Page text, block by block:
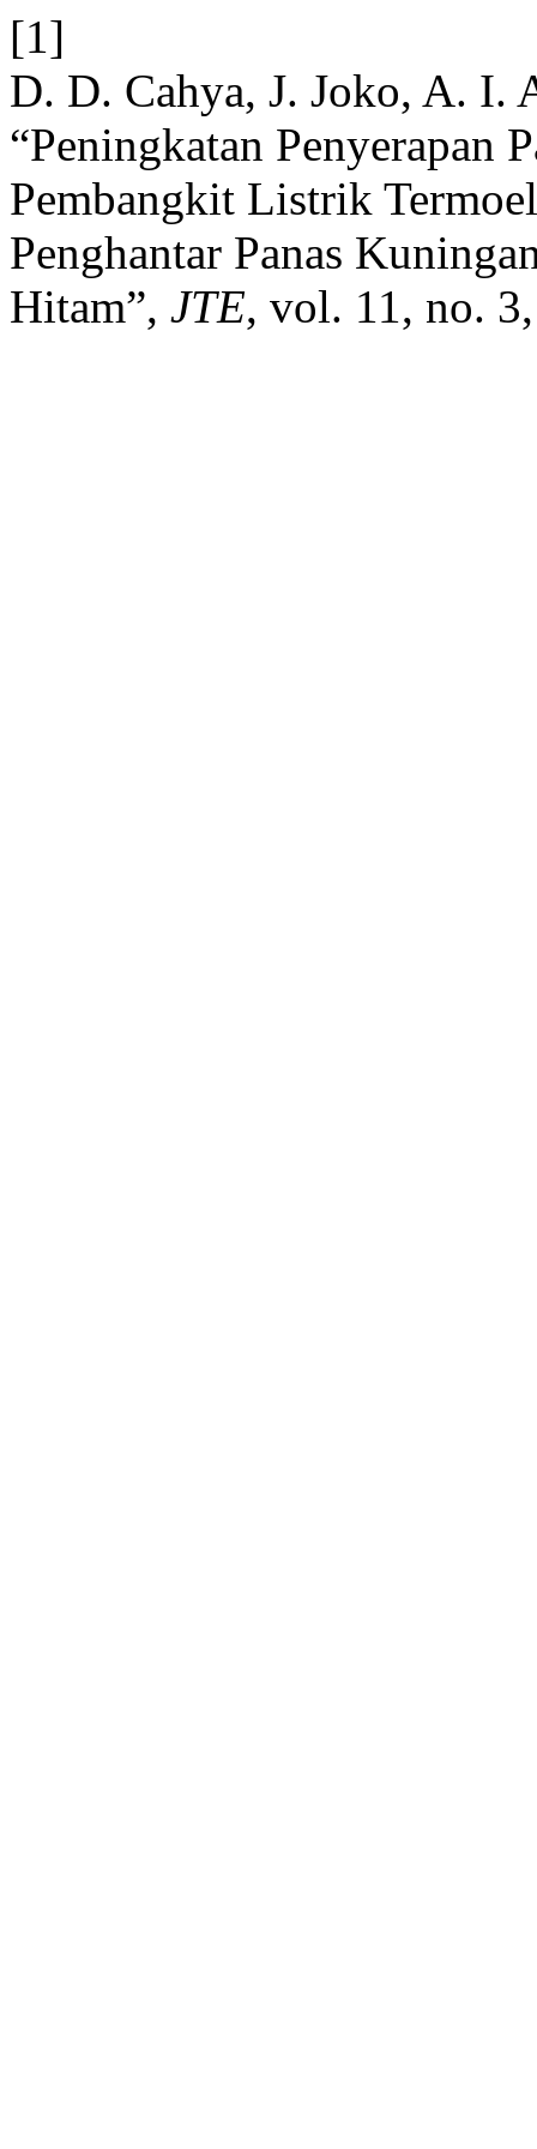
[1]
D. D. Cahya, J. Joko, A. I.
“Peningkatan Penyerapan
Pembangkit Listrik
Penghantar Panas
Hitam”, JTE, vol. 11, no.